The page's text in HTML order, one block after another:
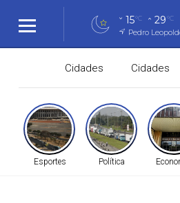
15°C 29°C
Pedro
Cidades Cidades
Esportes Política